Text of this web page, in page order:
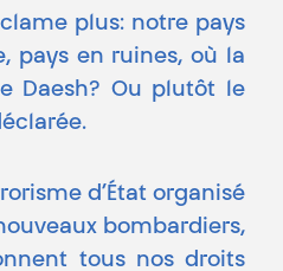
plus: notre pays
pays en ruines, où la
Daesh? Ou plutôt le
d’État organisé
bombardiers,
tous nos droits